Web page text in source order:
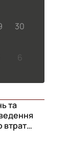
30
6
та
втрат